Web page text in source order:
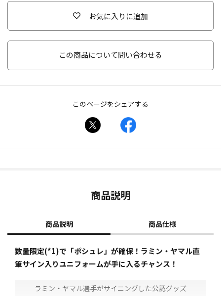
お気に入りに追加
この商品について問い合わせる
このページをシェアする
商品説明
商品説明 商品仕様
数量限定(*1)で「ポシュレ」が確保！ラミン・ヤマル直
筆サイン入りユニフォームが手に入るチャンス！
ラミン・ヤマル選手がサイニングした公認グッズ